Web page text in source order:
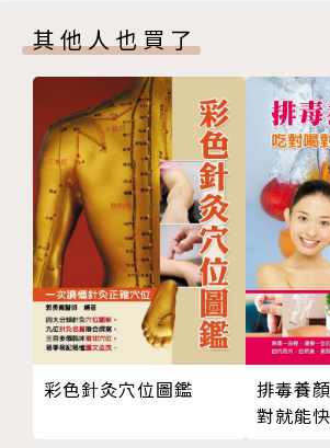
倒下。對抗病毒需要傳染病監測系統
減災、疫苗開發，以及最重要的，敢
際社會。
疫情第一線，剖析病毒發展、新冠趨
動的第一本書。
作者以人類戰勝多數傳染病的故事揭
如何落得被新冠病毒攻陷。透過科學
錯與除錯、世衛進退維谷的角色、疫
題，歸納出迫切的因應之道及備戰能
作者簡介
應該優先提防的病毒清單
研發新興傳染病療法的難題
第三章 SARS, MERS ──不能說這
病毒遲早會找上你身邊的人
從SARS疫情中學到的五個教訓
了解MERS的三個理由
第四章 不要怪罪蝙蝠
我們不想傷害那些蝙蝠
不尋常的基因序列
為什麼是蝙蝠？
監控病毒和保護生態
第五章 從流感大流行看新冠肺炎之疫
其他人也買了
彩色針灸穴位圖鑑
排毒養
對就能